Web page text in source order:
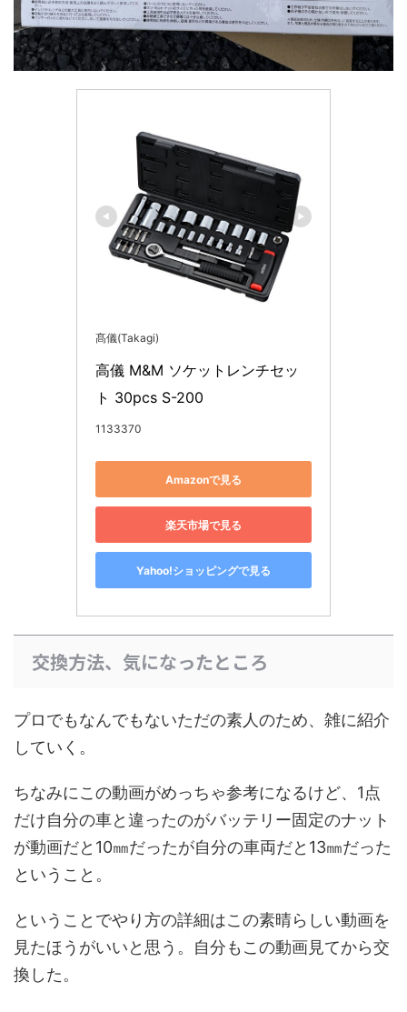
髙儀(Takagi)
高儀 M&M ソケットレンチセッ
ト 30pcs S-200
1133370
Amazonで見る
楽天市場で見る
Yahoo!ショッピングで見る
交換方法、気になったところ
プロでもなんでもないただの素人のため、雑に紹介
していく。
ちなみにこの動画がめっちゃ参考になるけど、1点
だけ自分の車と違ったのがバッテリー固定のナット
が動画だと10㎜だったが自分の車両だと13㎜だった
ということ。
ということでやり方の詳細はこの素晴らしい動画を
見たほうがいいと思う。自分もこの動画見てから交
換した。